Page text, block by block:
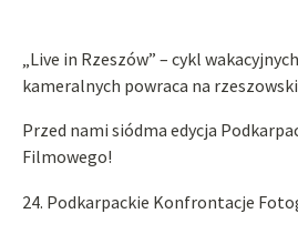
„Live in Rzeszów” – cykl
kameralnych powraca na
Przed nami siódma edycja
Filmowego!
24. Podkarpackie Konfrontacje